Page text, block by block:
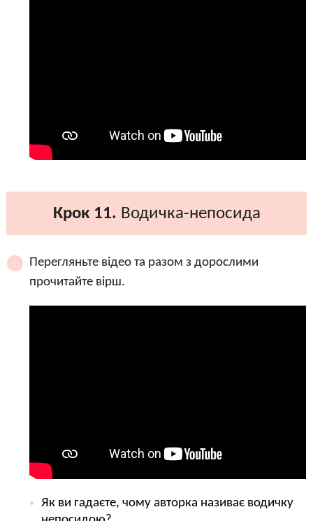
Крок 11. Водичка-непосида
Перегляньте відео та разом з дорослими
прочитайте вірш.
Як ви гадаєте, чому авторка називає водичку